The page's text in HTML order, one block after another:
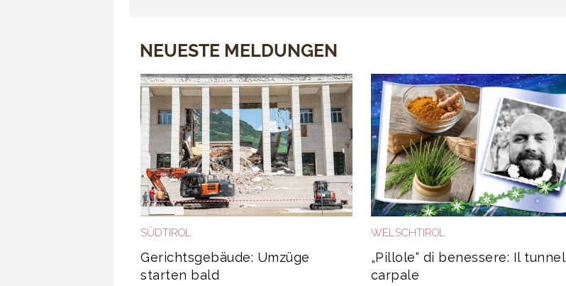
NEUESTE MELDUNGEN
SÜDTIROL
Gerichtsgebäude: Umzüge
starten bald
WELSCHTIROL
„Pillole“ di benessere: Il tunnel
carpale